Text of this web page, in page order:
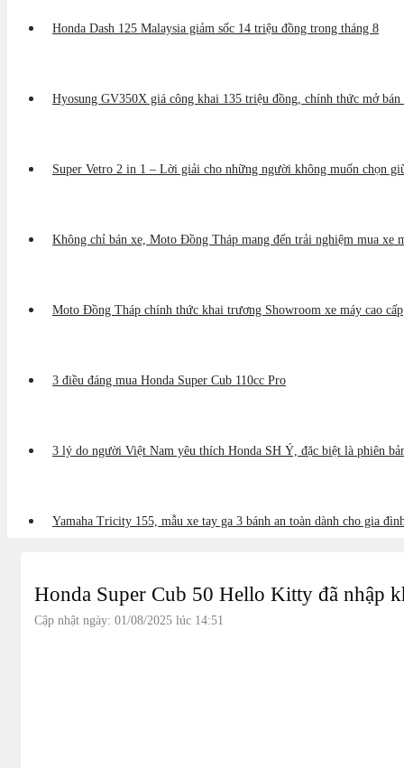
Honda Dash 125 Malaysia giảm sốc 14 triệu đồng trong tháng 8
Hyosung GV350X giá công khai 135 triệu đồng, chính thức mở
Super Vetro 2 in 1 – Lời giải cho những người không muốn chọn
Không chỉ bán xe, Moto Đồng Tháp mang đến trải nghiệm mua xe
Moto Đồng Tháp chính thức khai trương Showroom xe máy cao cấp
3 điều đáng mua Honda Super Cub 110cc Pro
3 lý do người Việt Nam yêu thích Honda SH Ý, đặc biệt là phiên
Yamaha Tricity 155, mẫu xe tay ga 3 bánh an toàn dành cho gia
Honda Super Cub 50 Hello Kitty đã nhập
Cập nhật ngày: 01/08/2025 lúc 14:51